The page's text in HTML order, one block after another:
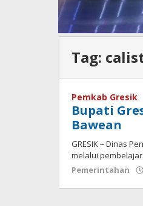
Tag:
Pemkab Gresik
Bupati
Bawean
GRESIK – Dinas
melalui
Pemerintahan